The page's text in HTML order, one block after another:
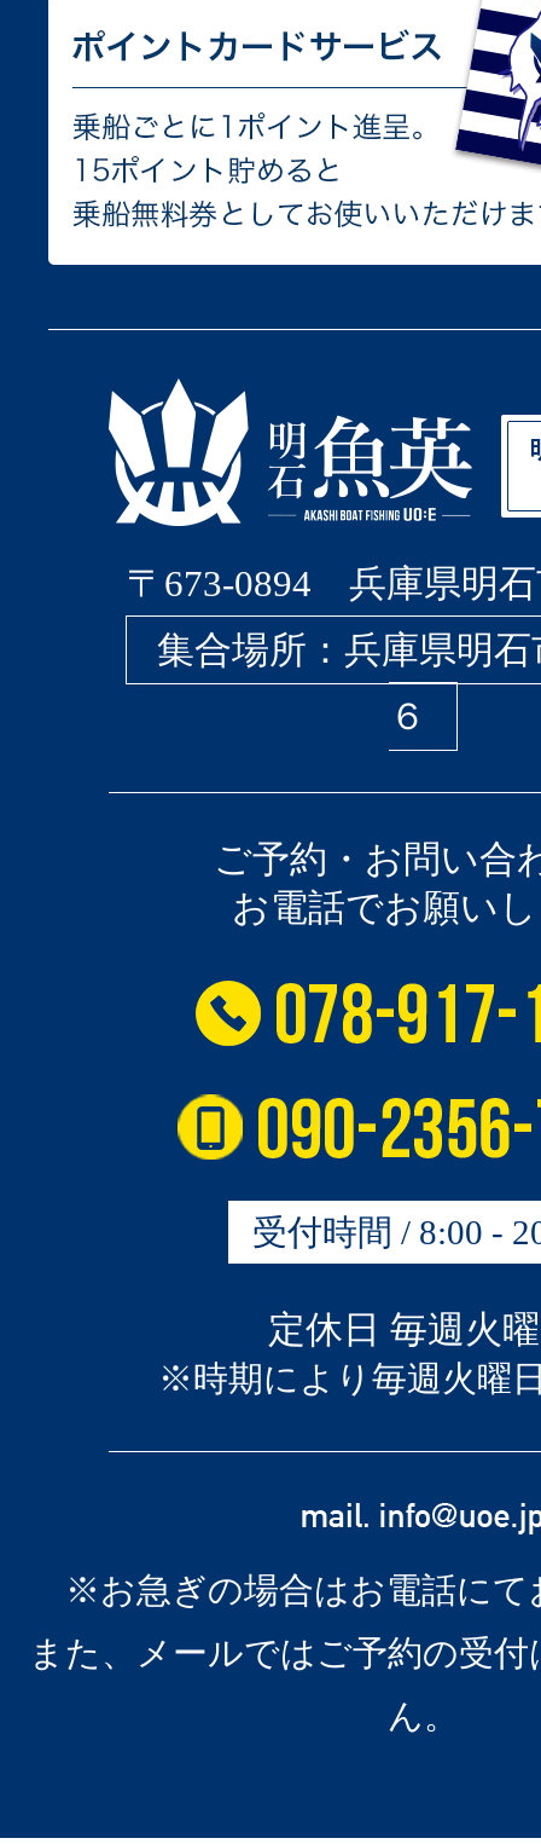
〒673-0894 兵庫県明石
集合場所：兵庫県明
６
ご予約・お問い合
お電話でお願い
受付時間 / 8:00 -
定休日 毎週火
※時期により毎週火曜
※お急ぎの場合はお電話にて
また、メールではご予約の受
ん。